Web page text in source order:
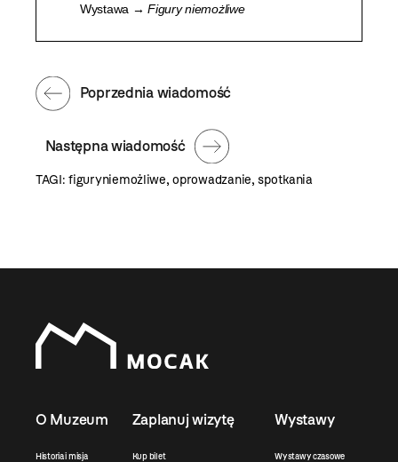
Wystawa →Figury niemożliwe
Następna wiadomość
Poprzednia wiadomość
TAGI:figuryniemożliwe,oprowadzanie,spotkania
O Muzeum
Historia i misja
Zaplanuj wizytę
Kup bilet
Wystawy
Wystawy czasowe